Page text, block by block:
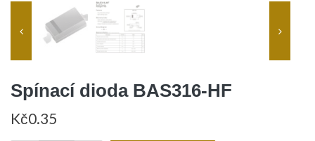
Spínací dioda BAS316-HF
Kč0.35